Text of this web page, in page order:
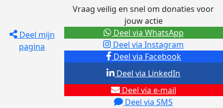
Deel mijn
pagina
Vraag veilig en snel om donaties voor
jouw actie
Deel via Facebook
Deel via Instagram
Deel via e-mail
Deel via SMS
Deel via LinkedIn
Deel via WhatsApp